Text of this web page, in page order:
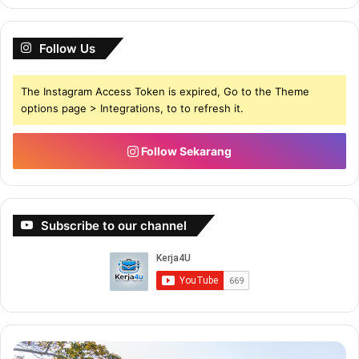
Cara Pembayaran
Penalti
Harga Duti Setem pembayaran sewa
Proses pembayaran Duti Setem
Proses Surat Perjanjian
Proses tindakan jika melanggar perjanjian
Perkara yang perlu tahu untuk menulis surat
perjanjian
Panduan menulis surat perjanjian
Kesimpulan Panduan 1
BAGAIMANA EBOOK
INI DAPAT
Follow Us
The Instagram Access Token is expired, Go to the Theme
options page > Integrations, to to refresh it.
Follow Sekarang
Subscribe to our channel
Buat